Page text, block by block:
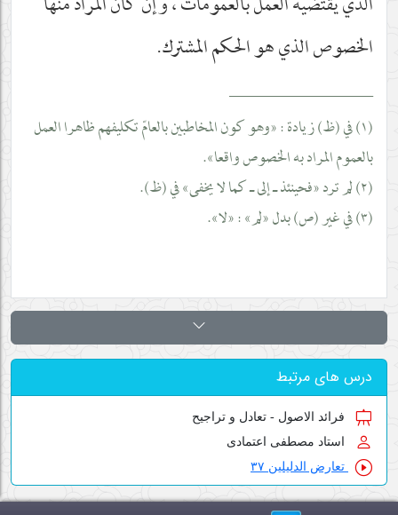
الخصوص الذي هو الحكم المشترك.
__________________
(١) في (ظ) زيادة : «وهو كون المخاطبين بالعامّ تكليفهم ظاهرا العمل
بالعموم المراد به الخصوص واقعا».
(٢) لم ترد «فحينئذ ـ إلى ـ كما لا يخفى» في (ظ).
(٣) في غير (ص) بدل «لم» : «لا».
درس های مرتبط
فرائد الاصول - تعادل و تراجیح
استاد مصطفی اعتمادی
تعارض الدلیلین ۳۷